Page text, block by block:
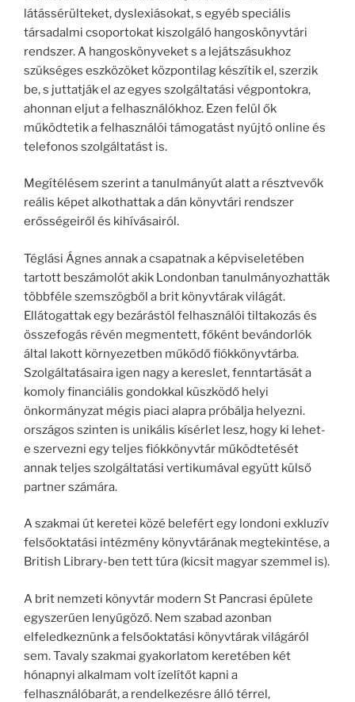
látássérülteket, dyslexiásokat, s egyéb speciális
társadalmi csoportokat kiszolgáló hangoskönyvtári
rendszer. A hangoskönyveket s a lejátszásukhoz
szükséges eszközöket központilag készítik el, szerzik
be, s juttatják el az egyes szolgáltatási végpontokra,
ahonnan eljut a felhasználókhoz. Ezen felül ők
működtetik a felhasználói támogatást nyújtó online és
telefonos szolgáltatást is.
Megítélésem szerint a tanulmányút alatt a résztvevők
reális képet alkothattak a dán könyvtári rendszer
erősségeiről és kihívásairól.
Téglási Ágnes annak a csapatnak a képviseletében
tartott beszámolót akik Londonban tanulmányozhatták
többféle szemszögből a brit könyvtárak világát.
Ellátogattak egy bezárástól felhasználói tiltakozás és
összefogás révén megmentett, főként bevándorlók
által lakott környezetben működő fiókkönyvtárba.
Szolgáltatásaira igen nagy a kereslet, fenntartását a
komoly financiális gondokkal küszködő helyi
önkormányzat mégis piaci alapra próbálja helyezni.
országos szinten is unikális kísérlet lesz, hogy ki lehet-
e szervezni egy teljes fiókkönyvtár működtetését
annak teljes szolgáltatási vertikumával együtt külső
partner számára.
A szakmai út keretei közé belefért egy londoni exkluzív
felsőoktatási intézmény könyvtárának megtekintése, a
British Library-ben tett túra (kicsit magyar szemmel is).
A brit nemzeti könyvtár modern St Pancrasi épülete
egyszerűen lenyűgöző. Nem szabad azonban
elfeledkeznünk a felsőoktatási könyvtárak világáról
sem. Tavaly szakmai gyakorlatom keretében két
hónapnyi alkalmam volt ízelítőt kapni a
felhasználóbarát, a rendelkezésre álló térrel,